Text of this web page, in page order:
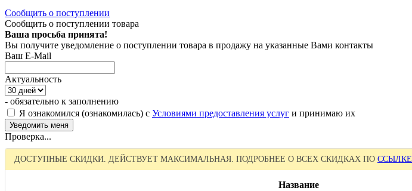
Сообщить о поступлении
Сообщить о поступлении товара
Ваша просьба принята!
Вы получите уведомление о поступлении товара в продажу на указанные Вами контакты
Ваш E-Mail
Актуальность
- обязательно к заполнению
Я ознакомился (ознакомилась) с Условиями предоставления услуг и принимаю их
Проверка...
ДОСТУПНЫЕ СКИДКИ. ДЕЙСТВУЕТ МАКСИМАЛЬНАЯ. ПОДРОБНЕЕ О ВСЕХ СКИДКАХ ПО ССЫЛКЕ
Название